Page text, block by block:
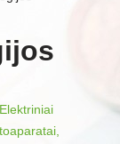
Elektriniai